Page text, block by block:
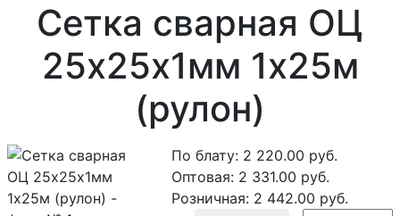
Сетка сварная ОЦ
25х25х1мм 1х25м
(рулон)
По блату: 2 220.00 руб.
Оптовая: 2 331.00 руб.
Розничная: 2 442.00 руб.